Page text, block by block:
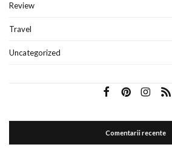
Review
Travel
Uncategorized
Comentarii recente